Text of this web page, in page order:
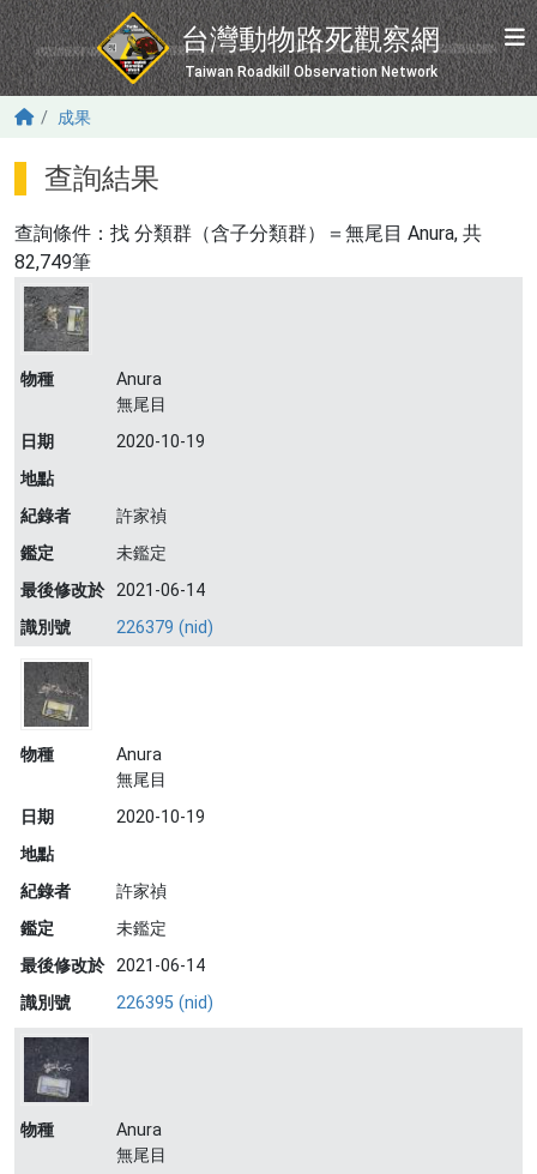
移至主內容
台灣動物路死觀察網
Taiwan Roadkill Observation Network
成果
查詢結果
查詢條件：找 分類群（含子分類群）＝無尾目 Anura, 共
82,749筆
物種
Anura
無尾目
日期
2020-10-19
地點
紀錄者
許家禎
鑑定
未鑑定
最後修改於 2021-06-14
識別號
226379 (nid)
物種
Anura
無尾目
日期
2020-10-19
地點
紀錄者
許家禎
鑑定
未鑑定
最後修改於 2021-06-14
識別號
226395 (nid)
物種
Anura
無尾目